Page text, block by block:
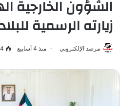
الشؤون الخارجية
زيارته الرسمية للبلاد
مرصد الإلكتروني منذ 4 أسابيع